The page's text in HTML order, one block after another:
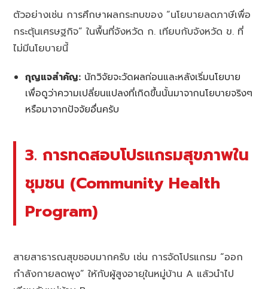
ตัวอย่างเช่น การศึกษาผลกระทบของ “นโยบายลดภาษีเพื่อ
กระตุ้นเศรษฐกิจ” ในพื้นที่จังหวัด ก. เทียบกับจังหวัด ข. ที่
ไม่มีนโยบายนี้
กุญแจสำคัญ: นักวิจัยจะวัดผลก่อนและหลังเริ่มนโยบาย
เพื่อดูว่าความเปลี่ยนแปลงที่เกิดขึ้นนั้นมาจากนโยบายจริงๆ
หรือมาจากปัจจัยอื่นครับ
3. การทดสอบโปรแกรมสุขภาพใน
ชุมชน (Community Health
Program)
สายสาธารณสุขชอบมากครับ เช่น การจัดโปรแกรม “ออก
กำลังกายลดพุง” ให้กับผู้สูงอายุในหมู่บ้าน A แล้วนำไป